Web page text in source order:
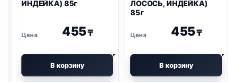
ИНДЕЙКА) 85г
455₸
В корзину
ЛОСОСЬ, ИНДЕЙКА)
85г
455₸
В корзину